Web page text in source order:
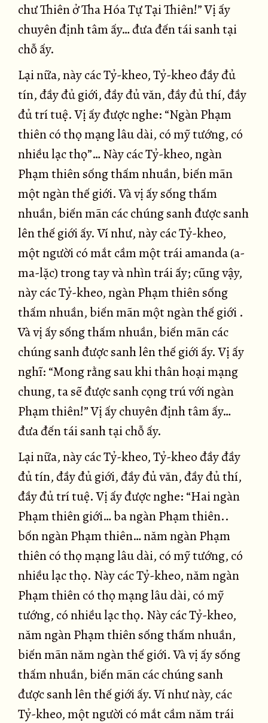
chư Thiên ở Tha Hóa Tự Tại Thiên!” Vị ấy
chuyên định tâm ấy… đưa đến tái sanh tại
chỗ ấy.
Lại nữa, này các Tỷ-kheo, Tỷ-kheo đầy đủ
tín, đầy đủ giới, đầy đủ văn, đầy đủ thí, đầy
đủ trí tuệ. Vị ấy được nghe: “Ngàn Phạm
thiên có thọ mạng lâu dài, có mỹ tướng, có
nhiều lạc thọ”… Này các Tỷ-kheo, ngàn
Phạm thiên sống thấm nhuần, biến mãn
một ngàn thế giới. Và vị ấy sống thấm
nhuần, biến mãn các chúng sanh được sanh
lên thế giới ấy. Ví như, này các Tỷ-kheo,
một người có mắt cầm một trái amanda (a-
ma-lặc) trong tay và nhìn trái ấy; cũng vậy,
này các Tỷ-kheo, ngàn Phạm thiên sống
thấm nhuần, biến mãn một ngàn thế giới .
Và vị ấy sống thấm nhuần, biến mãn các
chúng sanh được sanh lên thế giới ấy. Vị ấy
nghĩ: “Mong rằng sau khi thân hoại mạng
chung, ta sẽ được sanh cọng trú với ngàn
Phạm thiên!” Vị ấy chuyên định tâm ấy…
đưa đến tái sanh tại chỗ ấy.
Lại nữa, này các Tỷ-kheo, Tỷ-kheo đầy đầy
đủ tín, đầy đủ giới, đầy đủ văn, đầy đủ thí,
đầy đủ trí tuệ. Vị ấy được nghe: “Hai ngàn
Phạm thiên giới… ba ngàn Phạm thiên..
bốn ngàn Phạm thiên… năm ngàn Phạm
thiên có thọ mạng lâu dài, có mỹ tướng, có
nhiều lạc thọ. Này các Tỷ-kheo, năm ngàn
Phạm thiên có thọ mạng lâu dài, có mỹ
tướng, có nhiều lạc thọ. Này các Tỷ-kheo,
năm ngàn Phạm thiên sống thấm nhuần,
biến mãn năm ngàn thế giới. Và vị ấy sống
thấm nhuần, biến mãn các chúng sanh
được sanh lên thế giới ấy. Ví như này, các
Tỷ-kheo, một người có mắt cầm năm trái